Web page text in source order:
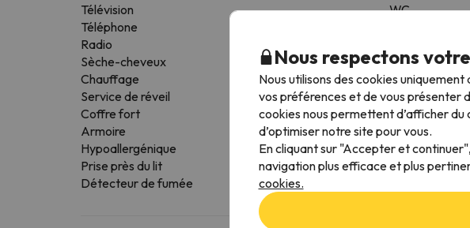
Télévision
Téléphone
Radio
Sèche-cheveux
Chauffage
Service de réveil
Coffre fort
Armoire
Hypoallergénique
Prise près du lit
Détecteur de fumée
WC
Douche ou
Salle de bain
Papier
Shampooing
Conditionneur
Gel douche
Nous respectons
Nous utilisons des cookies
vos préférences et de vous présenter
cookies nous permettent d’afficher
d’optimiser notre site pour vous.
En cliquant sur "Accepter et
navigation plus efficace et plus
cookies.